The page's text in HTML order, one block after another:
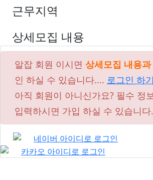
근무지역
상세모집 내용
알잡 회원 이시면 상세모집 내용
인 하실 수 있습니다.... 로그인 하기
아직 회원이 아니신가요? 필수 정
입력하시면 가입 하실 수 있습니다